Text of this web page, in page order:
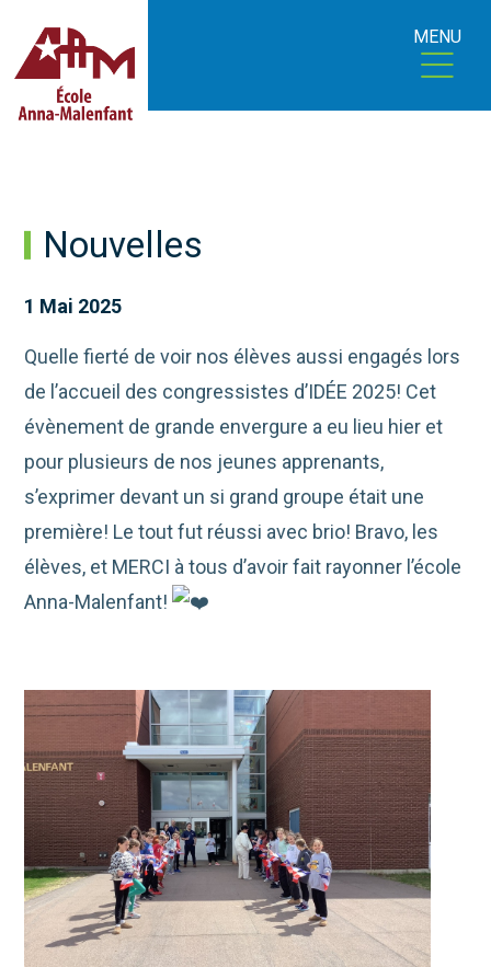
MENU
Nouvelles
1 Mai 2025
Quelle fierté de voir nos élèves aussi engagés lors
de l’accueil des congressistes d’IDÉE 2025! Cet
évènement de grande envergure a eu lieu hier et
pour plusieurs de nos jeunes apprenants,
s’exprimer devant un si grand groupe était une
première! Le tout fut réussi avec brio! Bravo, les
élèves, et MERCI à tous d’avoir fait rayonner l’école
Anna-Malenfant!